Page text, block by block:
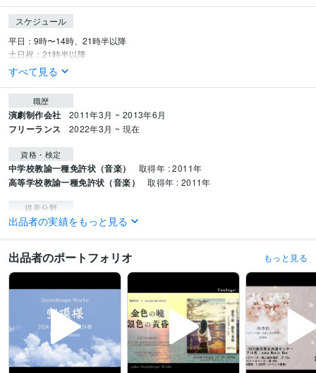
スケジュール
平日：9時〜14時、21時半以降
土日祝：21時半以降
すべて見る
職歴
演劇制作会社 2011年3月 ~ 2013年6月
フリーランス 2022年3月 ~ 現在
資格・検定
中学校教諭一種免許状（音楽） 取得年 : 2011年
高等学校教諭一種免許状（音楽） 取得年 : 2011年
得意分野
音楽制作・ナレーション ピアノ演奏
音楽 BGM 作曲 ピアノ バラード
音楽大学 2007年3月 ~ 2011年2月
音楽大学附属高校 2004年3月 ~ 2007年2月
出品者の実績をもっと見る
出品者のポートフォリオ もっと見る